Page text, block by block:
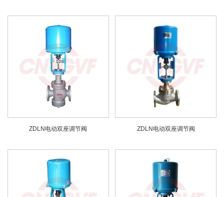
ZDLN电动双座调节阀 ZDLN电动双座调节阀